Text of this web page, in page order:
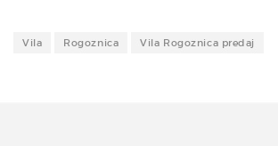
Vila Rogoznica Vila Rogoznica predaj